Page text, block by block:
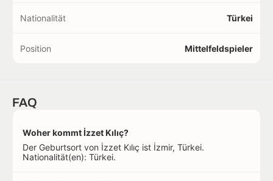
Nationalität Türkei
Position Mittelfeldspieler
FAQ
Woher kommt İzzet Kılıç?
Der Geburtsort von İzzet Kılıç ist İzmir, Türkei.
Nationalität(en): Türkei.